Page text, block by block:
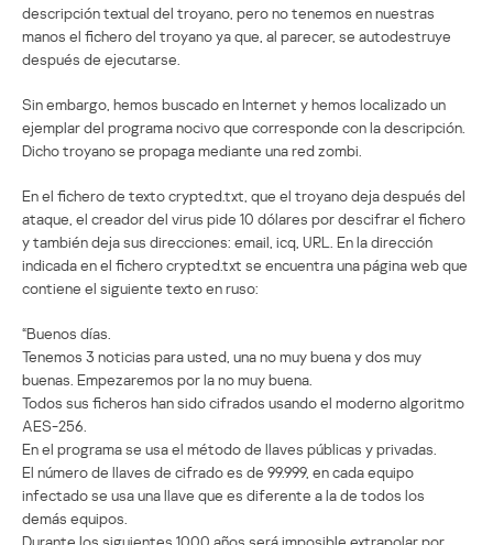
descripción textual del troyano, pero no tenemos en nuestras
manos el fichero del troyano ya que, al parecer, se autodestruye
después de ejecutarse.
Sin embargo, hemos buscado en Internet y hemos localizado un
ejemplar del programa nocivo que corresponde con la descripción.
Dicho troyano se propaga mediante una red zombi.
En el fichero de texto crypted.txt, que el troyano deja después del
ataque, el creador del virus pide 10 dólares por descifrar el fichero
y también deja sus direcciones: email, icq, URL. En la dirección
indicada en el fichero crypted.txt se encuentra una página web que
contiene el siguiente texto en ruso:
“Buenos días.
Tenemos 3 noticias para usted, una no muy buena y dos muy
buenas. Empezaremos por la no muy buena.
Todos sus ficheros han sido cifrados usando el moderno algoritmo
AES-256.
En el programa se usa el método de llaves públicas y privadas.
El número de llaves de cifrado es de 99.999, en cada equipo
infectado se usa una llave que es diferente a la de todos los
demás equipos.
Durante los siguientes 1000 años será imposible extrapolar por